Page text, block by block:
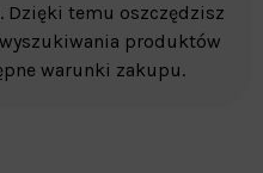
Dzięki temu oszczędzisz
produktów
warunki zakupu.